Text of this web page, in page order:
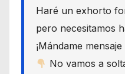
Haré un exhorto
pero necesitamos
¡Mándame
No vamos a